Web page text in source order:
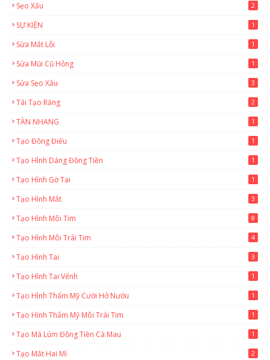
Sẹo Xấu 2
SỰ KIỆN 1
Sửa Mắt Lỗi 1
Sửa Mũi Cũ Hỏng 1
Sửa Sẹo Xấu 3
Tái Tạo Răng 2
TÀN NHANG 1
Tạo Đồng Điếu 1
Tạo Hình Dáng Đồng Tiền 1
Tạo Hình Gờ Tai 1
Tạo Hình Mắt 3
Tạo Hình Môi Tim 8
Tạo Hình Môi Trái Tim 4
Tạo Hình Tai 3
Tạo Hình Tai Vểnh 1
Tạo Hình Thẩm Mỹ Cười Hở Nướu 1
Tạo Hình Thẩm Mỹ Môi Trái Tim 1
Tạo Má Lúm Đồng Tiền Cà Mau 1
Tạo Mắt Hai Mí 2